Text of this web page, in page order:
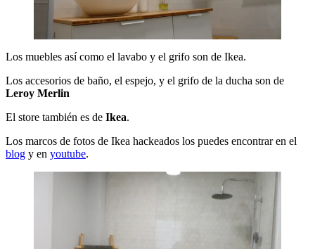
Los muebles así como el lavabo y el grifo son de Ikea.
Los accesorios de baño, el espejo, y el grifo de la ducha son de
Leroy Merlin
El store también es de Ikea.
Los marcos de fotos de Ikea hackeados los puedes encontrar en el
blog y en youtube.